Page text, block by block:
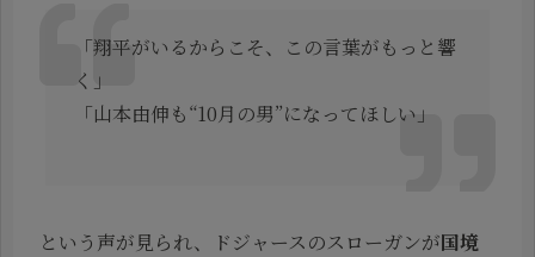
「翔平がいるからこそ、この言葉がもっと響
く」
「山本由伸も“10月の男”になってほしい」
という声が見られ、ドジャースのスローガンが国境